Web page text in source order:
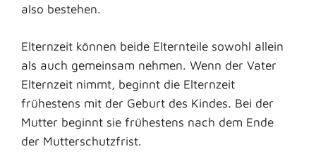
also bestehen.
Elternzeit können beide Elternteile sowohl allein
als auch gemeinsam nehmen. Wenn der Vater
Elternzeit nimmt, beginnt die Elternzeit
frühestens mit der Geburt des Kindes. Bei der
Mutter beginnt sie frühestens nach dem Ende
der Mutterschutzfrist.